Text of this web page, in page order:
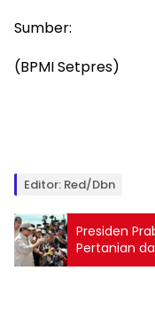
Sumber:
(BPMI Setpres)
Editor: Red/dbn
Presiden
Pertanian